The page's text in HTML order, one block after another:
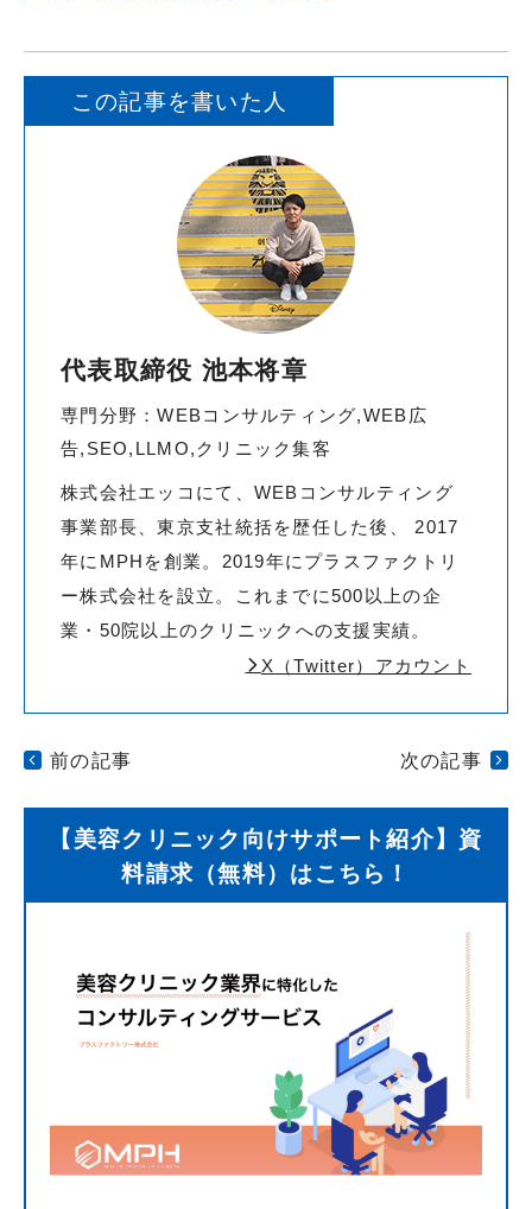
この記事を書いた人
代表取締役 池本将章
専門分野：WEBコンサルティング,WEB広
告,SEO,LLMO,クリニック集客
株式会社エッコにて、WEBコンサルティング
事業部長、東京支社統括を歴任した後、 2017
年にMPHを創業。2019年にプラスファクトリ
ー株式会社を設立。これまでに500以上の企
業・50院以上のクリニックへの支援実績。
X（Twitter）アカウント
前の記事 次の記事
【美容クリニック向けサポート紹介】資
料請求（無料）はこちら！